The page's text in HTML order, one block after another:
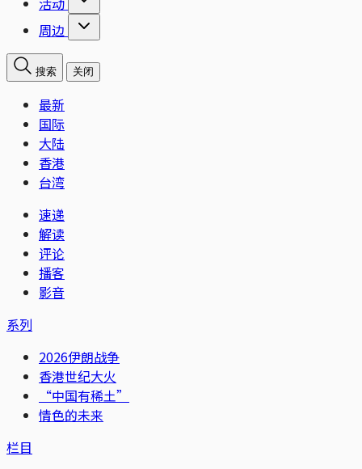
周边
搜索 关闭
最新
国际
大陆
香港
台湾
速递
解读
评论
播客
影音
系列
2026伊朗战争
香港世纪大火
“中国有稀土”
情色的未来
栏目